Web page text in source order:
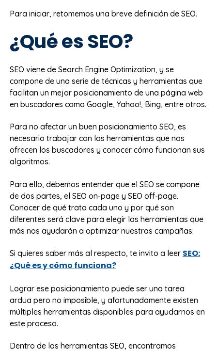
Para iniciar, retomemos una breve definición de SEO.
¿Qué es SEO?
SEO viene de Search Engine Optimization, y se
compone de una serie de técnicas y herramientas que
facilitan un mejor posicionamiento de una página web
en buscadores como Google, Yahoo!, Bing, entre otros.
Para no afectar un buen posicionamiento SEO, es
necesario trabajar con las herramientas que nos
ofrecen los buscadores y conocer cómo funcionan sus
algoritmos.
Para ello, debemos entender que el SEO se compone
de dos partes, el SEO on-page y SEO off-page.
Conocer de qué trata cada uno y por qué son
diferentes será clave para elegir las herramientas que
más nos ayudarán a optimizar nuestras campañas.
Si quieres saber más al respecto, te invito a leer SEO:
¿Qué es y cómo funciona?
Lograr ese posicionamiento puede ser una tarea
ardua pero no imposible, y afortunadamente existen
múltiples herramientas disponibles para ayudarnos en
este proceso.
Dentro de las herramientas SEO, encontramos